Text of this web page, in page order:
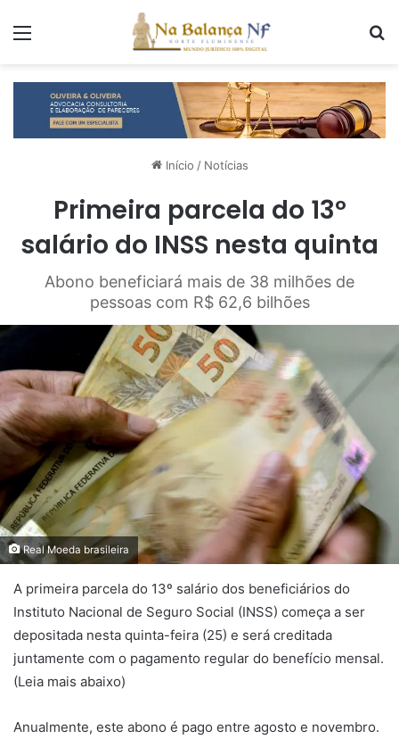
Início / Notícias
Primeira parcela do 13º
salário do INSS nesta quinta
Abono beneficiará mais de 38 milhões de
pessoas com R$ 62,6 bilhões
Real Moeda brasileira
A primeira parcela do 13º salário dos beneficiários do
Instituto Nacional de Seguro Social (INSS) começa a ser
depositada nesta quinta-feira (25) e será creditada
juntamente com o pagamento regular do benefício mensal.
(Leia mais abaixo)
Anualmente, este abono é pago entre agosto e novembro.